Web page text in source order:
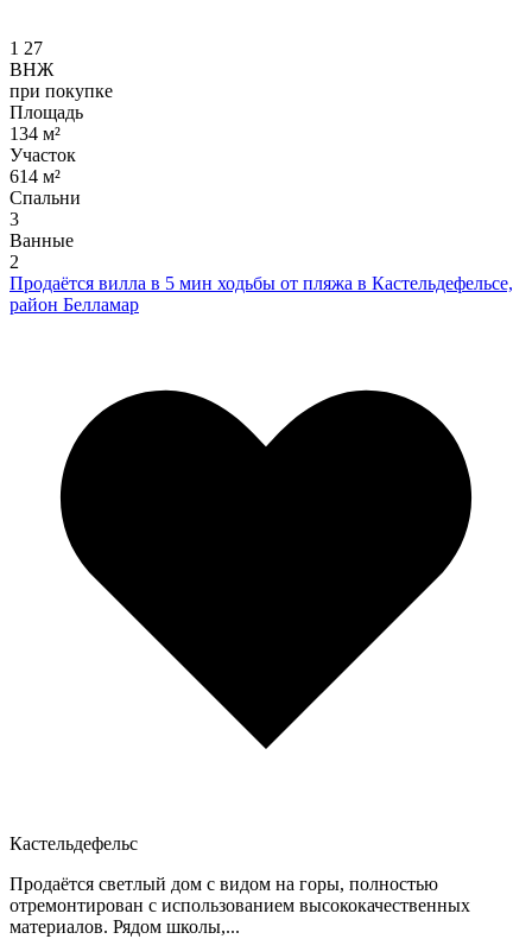
1 27
ВНЖ
при покупке
Площадь
134 м²
Участок
614 м²
Спальни
3
Ванные
2
Продаётся вилла в 5 мин ходьбы от пляжа в Кастельдефельсе,
район Белламар
Кастельдефельс
Продаётся светлый дом с видом на горы, полностью
отремонтирован с использованием высококачественных
материалов. Рядом школы,...